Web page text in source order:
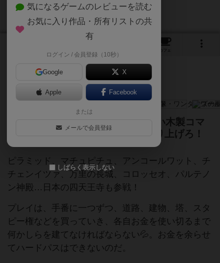
カフェ
21個の世界遺産等が大集結！美しい木製コマ
で、古代で最も素晴らしい都を作り上げろ！
ピラミッド、マチュピチュ、アンコールワット、チ
チェンイツァ、万里の長城、コロッセオ、パルテノ
ン神殿…日本の四天王寺も参戦！
プレイは、手番に一つずつ、道路、建物、塔、スタ
ピー権などを買っていき、各自お金を使い切るまで
何かしらを建てなければならない💦。お金を余らせ
てハードパスはできないのだ。
気になるゲームのレビューを読む
お気に入り作品・所有リストの共
有
ログイン / 会員登録（10秒）
Google X
Apple Facebook
または
メールで会員登録
しばらく表示しない